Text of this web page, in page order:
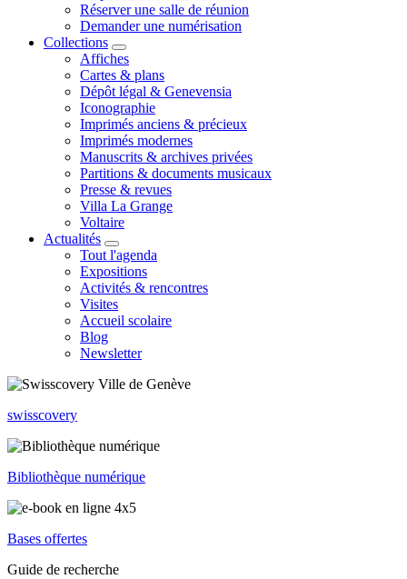
Réserver une salle de réunion
Demander une numérisation
Collections
Affiches
Cartes & plans
Dépôt légal & Genevensia
Iconographie
Imprimés anciens & précieux
Imprimés modernes
Manuscrits & archives privées
Partitions & documents musicaux
Presse & revues
Villa La Grange
Voltaire
Actualités
Tout l'agenda
Expositions
Activités & rencontres
Visites
Accueil scolaire
Blog
Newsletter
swisscovery
Bibliothèque numérique
Bases offertes
Guide de recherche